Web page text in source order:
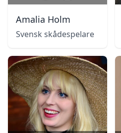
Amalia Holm
Svensk skådespelare